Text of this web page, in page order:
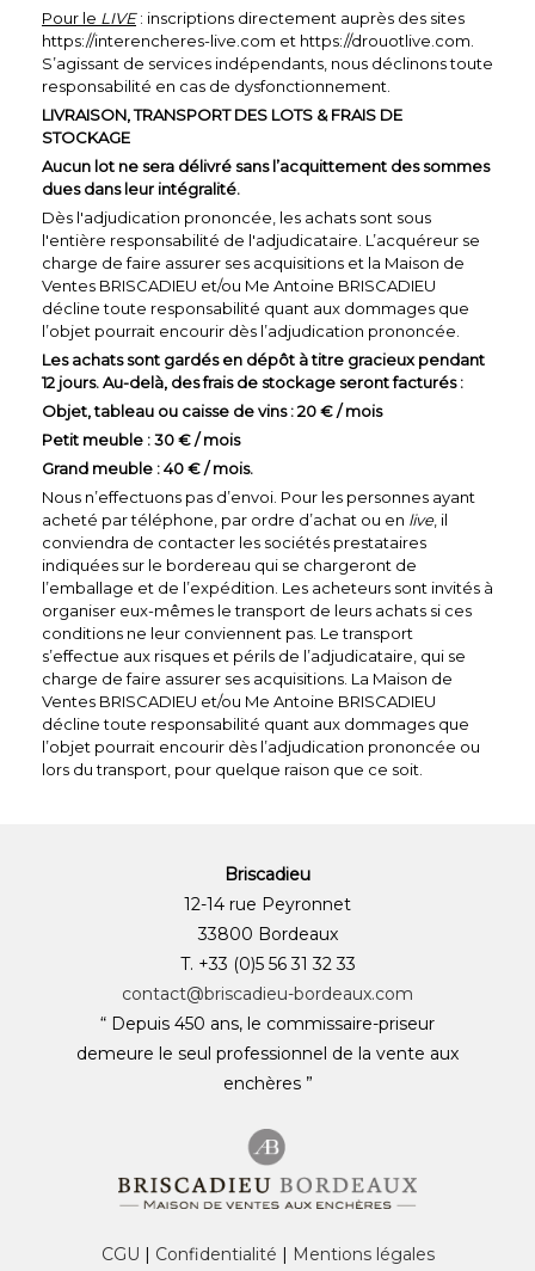
Pour le LIVE: inscriptions directement auprès des sites
https://interencheres-live.com et https://drouotlive.com.
S’agissant de services indépendants, nous déclinons toute
responsabilité en cas de dysfonctionnement.
LIVRAISON, TRANSPORT DES LOTS & FRAIS DE
STOCKAGE
Aucun lot ne sera délivré sans l’acquittement des sommes
dues dans leur intégralité.
Dès l'adjudication prononcée, les achats sont sous
l'entière responsabilité de l'adjudicataire. L’acquéreur se
charge de faire assurer ses acquisitions et la Maison de
Ventes BRISCADIEU et/ou Me Antoine BRISCADIEU
décline toute responsabilité quant aux dommages que
l’objet pourrait encourir dès l’adjudication prononcée.
Les achats sont gardés en dépôt à titre gracieux pendant
12 jours. Au-delà, des frais de stockage seront facturés :
Objet, tableau ou caisse de vins : 20 € / mois
Petit meuble : 30 € / mois
Grand meuble : 40 € / mois.
Nous n’effectuons pas d’envoi. Pour les personnes ayant
acheté par téléphone, par ordre d’achat ou en live, il
conviendra de contacter les sociétés prestataires
indiquées sur le bordereau qui se chargeront de
l’emballage et de l’expédition. Les acheteurs sont invités à
organiser eux-mêmes le transport de leurs achats si ces
conditions ne leur conviennent pas. Le transport
s’effectue aux risques et périls de l’adjudicataire, qui se
charge de faire assurer ses acquisitions. La Maison de
Ventes BRISCADIEU et/ou Me Antoine BRISCADIEU
décline toute responsabilité quant aux dommages que
l’objet pourrait encourir dès l’adjudication prononcée ou
lors du transport, pour quelque raison que ce soit.
Briscadieu
12-14 rue Peyronnet
33800 Bordeaux
T. +33 (0)5 56 31 32 33
contact@briscadieu-bordeaux.com
“ Depuis 450 ans, le commissaire-priseur
demeure le seul professionnel de la vente aux
enchères ”
CGU | Confidentialité | Mentions légales